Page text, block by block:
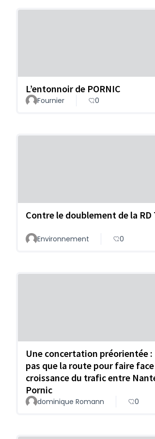
L’entonnoir de PORNIC
Fournier 0
Contre le doublement de la RD
Environnement 0
Une concertation préorientée :
pas que la route pour faire face
croissance du trafic entre
Pornic
dominique Romann 0